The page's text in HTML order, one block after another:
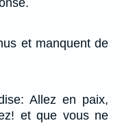
et manquent de
Allez en paix,
et que vous ne